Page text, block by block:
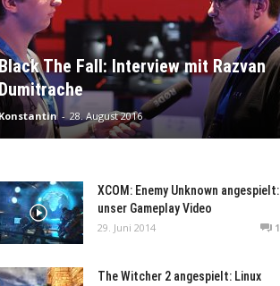
Black The Fall: Interview mit Razvan
Konstantin - 28. August 2016
XCOM: Enemy Unknown angespielt:
unser Gameplay Video
29. Juni 2014 1
The Witcher 2 angespielt: Linux